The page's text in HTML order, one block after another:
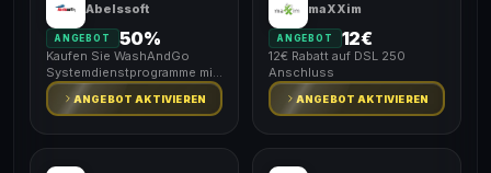
Abelssoft
ANGEBOT 50%
Kaufen Sie WashAndGo
Systemdienstprogramme mit
50% Rabatt
ANGEBOT AKTIVIEREN
maXXim
ANGEBOT 12€
12€ Rabatt auf DSL 250
Anschluss
ANGEBOT AKTIVIEREN